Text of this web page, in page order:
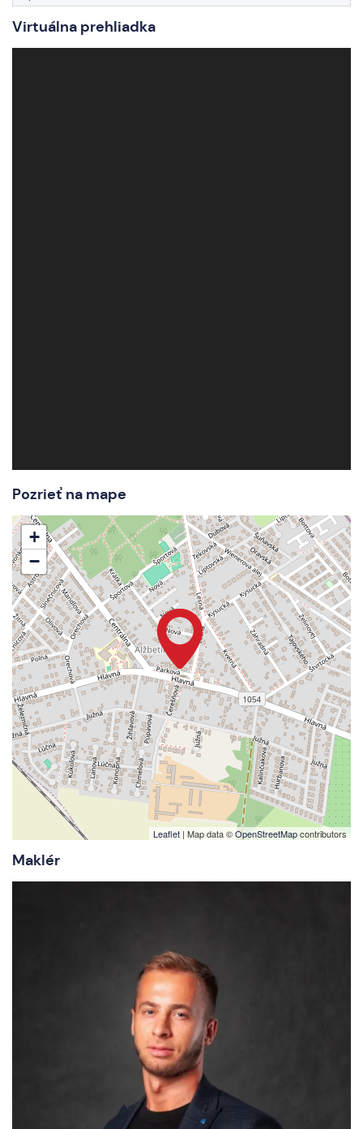
Virtuálna prehliadka
Pozrieť na mape
+
−
Leaflet | Map data ©OpenStreetMapcontributors
Maklér